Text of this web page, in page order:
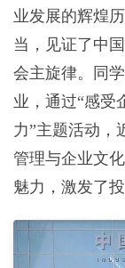
业发展的辉煌
当，见证了中
会主旋律。同
业，通过“感受
力”主题活动，
管理与企业文
魅力，激发了